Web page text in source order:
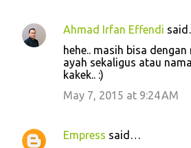
e
n
Ahmad Irfan Effendi
hehe.. masih bisa
ayah sekaligus atau
kakek.. :)
May 7, 2015 at 9:24 AM
Empress said…